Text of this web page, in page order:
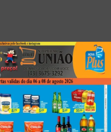
Next
Padrasto E Enteada São Achados Mortos Carbonizados E Seminus Após Fogo Em Casa